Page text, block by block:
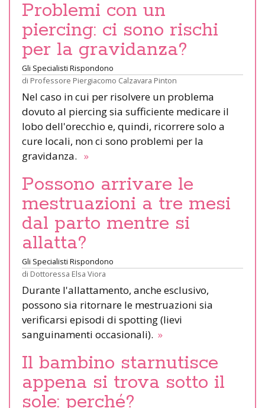
Problemi con un
piercing: ci sono rischi
per la gravidanza?
Gli Specialisti Rispondono
di Professore Piergiacomo Calzavara Pinton
Nel caso in cui per risolvere un problema
dovuto al piercing sia sufficiente medicare il
lobo dell'orecchio e, quindi, ricorrere solo a
cure locali, non ci sono problemi per la
gravidanza. »
Possono arrivare le
mestruazioni a tre mesi
dal parto mentre si
allatta?
Gli Specialisti Rispondono
di Dottoressa Elsa Viora
Durante l'allattamento, anche esclusivo,
possono sia ritornare le mestruazioni sia
verificarsi episodi di spotting (lievi
sanguinamenti occasionali). »
Il bambino starnutisce
appena si trova sotto il
sole: perché?